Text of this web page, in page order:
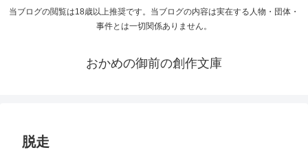
当ブログの閲覧は18歳以上推奨です。当ブログの内容は実在する人物・団体・
事件とは一切関係ありません。
おかめの御前の創作文庫
脱走